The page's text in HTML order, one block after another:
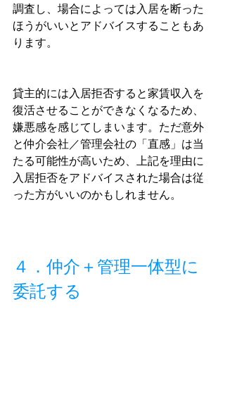
調査し、場合によっては入居を断った
ほうがいいとアドバイスすることもあ
ります。
貸主的には入居拒否すると家賃収入を
復活させることができなくなるため、
嫌悪感を感じてしまいます。ただ意外
と仲介会社／管理会社の「直感」は当
たる可能性が高いため、上記を理由に
入居拒否をアドバイスされた場合は従
った方がいいのかもしれません。
４．仲介＋管理一体型に
委託する